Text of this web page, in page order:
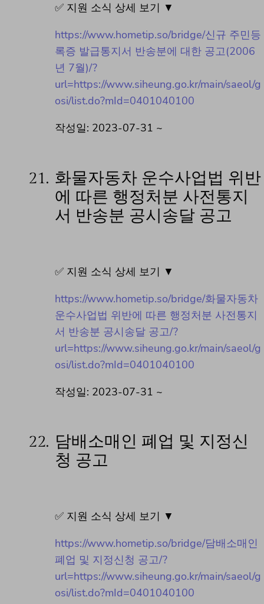
✅ 지원 소식 상세 보기 ▼
https://www.hometip.so/bridge/신규 주민등
록증 발급통지서 반송분에 대한 공고(2006
년 7월)/?
url=https://www.siheung.go.kr/main/saeol/g
osi/list.do?mId=0401040100
작성일: 2023-07-31 ~
21. 화물자동차 운수사업법 위반
에 따른 행정처분 사전통지
서 반송분 공시송달 공고
✅ 지원 소식 상세 보기 ▼
https://www.hometip.so/bridge/화물자동차
운수사업법 위반에 따른 행정처분 사전통지
서 반송분 공시송달 공고/?
url=https://www.siheung.go.kr/main/saeol/g
osi/list.do?mId=0401040100
작성일: 2023-07-31 ~
22. 담배소매인 폐업 및 지정신
청 공고
✅ 지원 소식 상세 보기 ▼
https://www.hometip.so/bridge/담배소매인
폐업 및 지정신청 공고/?
url=https://www.siheung.go.kr/main/saeol/g
osi/list.do?mId=0401040100